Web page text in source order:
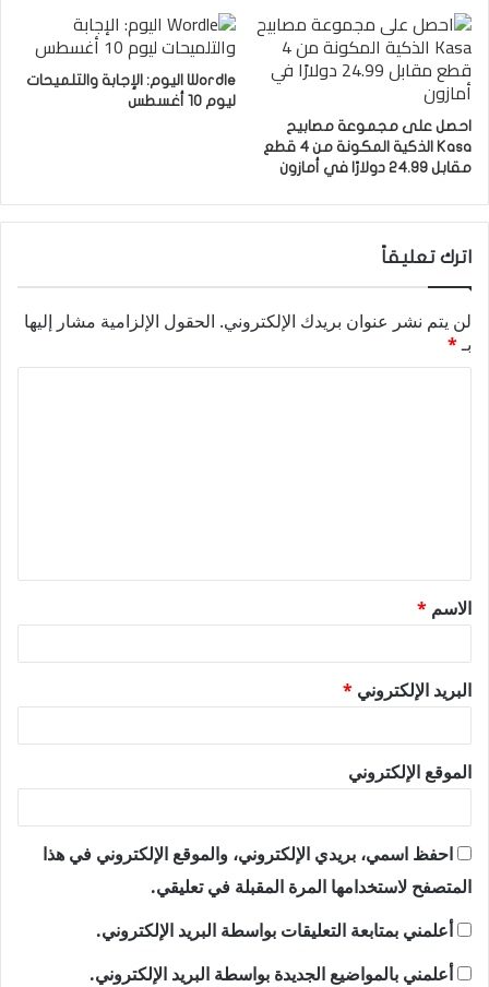
احصل على مجموعة مصابيح
Kasa الذكية المكونة من 4 قطع
مقابل 24.99 دولارًا في أمازون
Wordle اليوم: الإجابة والتلميحات
ليوم 10 أغسطس
اترك تعليقاً
لن يتم نشر عنوان بريدك الإلكتروني. الحقول الإلزامية مشار إليها
بـ*
ق
*
الاسم *
البريد الإلكتروني *
الموقع الإلكتروني
احفظ اسمي، بريدي الإلكتروني، والموقع الإلكتروني في هذا
المتصفح لاستخدامها المرة المقبلة في تعليقي.
أعلمني بمتابعة التعليقات بواسطة البريد الإلكتروني.
أعلمني بالمواضيع الجديدة بواسطة البريد الإلكتروني.